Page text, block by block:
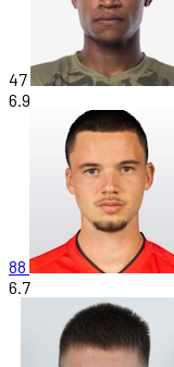
47
6.9
88
6.7